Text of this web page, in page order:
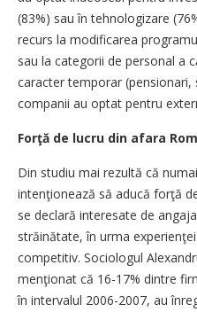
(83%) sau în tehnologizare
recurs la modificarea
sau la categorii de personal a
caracter temporar
companii au optat pentru
Forţă de lucru din afara
Din studiu mai rezultă că
intenţionează să aducă forţă
se declară interesate de
străinătate, în urma
competitiv. Sociologul
menţionat că 16-17% dintre
în intervalul 2006-2007, au